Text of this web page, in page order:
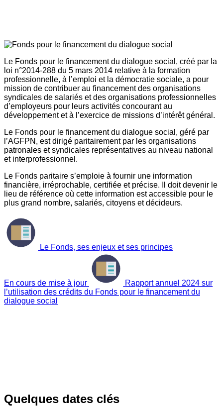
Le Fonds pour le financement du dialogue social, créé par la
loi n°2014-288 du 5 mars 2014 relative à la formation
professionnelle, à l’emploi et la démocratie sociale, a pour
mission de contribuer au financement des organisations
syndicales de salariés et des organisations professionnelles
d’employeurs pour leurs activités concourant au
développement et à l’exercice de missions d’intérêt général.
Le Fonds pour le financement du dialogue social, géré par
l’AGFPN, est dirigé paritairement par les organisations
patronales et syndicales représentatives au niveau national
et interprofessionnel.
Le Fonds paritaire s’emploie à fournir une information
financière, irréprochable, certifiée et précise. Il doit devenir le
lieu de référence où cette information est accessible pour le
plus grand nombre, salariés, citoyens et décideurs.
Le Fonds, ses enjeux et ses principes
En cours de mise à jour
Rapport annuel 2024 sur
l’utilisation des crédits du Fonds pour le financement du
dialogue social
Quelques dates clés